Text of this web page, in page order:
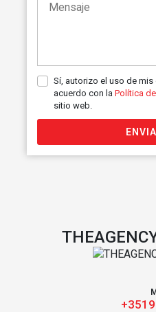
Sí, autorizo el uso de
acuerdo con la Política
sitio web.